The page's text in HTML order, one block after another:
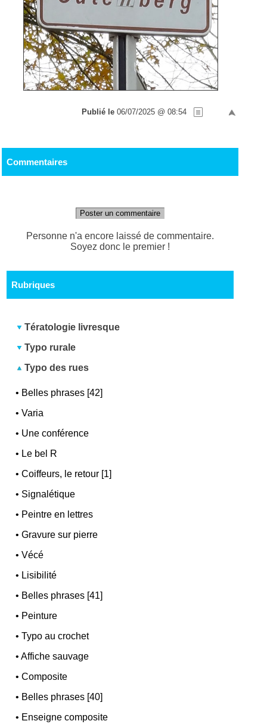
Publié le 06/07/2025 @ 08:54
Commentaires
Poster un commentaire
Personne n'a encore laissé de commentaire.
Soyez donc le premier !
Rubriques
Tératologie livresque
Typo rurale
Typo des rues
• Belles phrases [42]
•Varia
• Une conférence
• Le bel R
•Coiffeurs, le retour [1]
• Signalétique
• Peintre en lettres
•Gravure sur pierre
•Vécé
• Lisibilité
• Belles phrases [41]
• Peinture
•Typo au crochet
•Affiche sauvage
•Composite
• Belles phrases [40]
• Enseigne composite